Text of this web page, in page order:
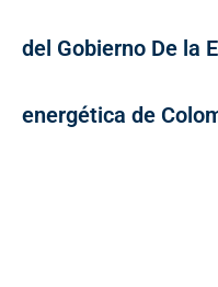
del Gobierno De la
energética de